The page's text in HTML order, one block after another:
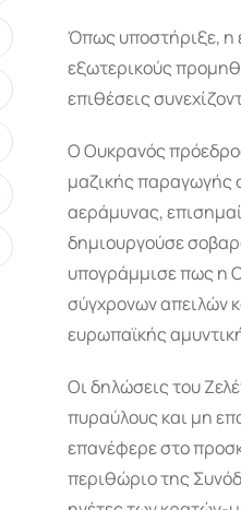
Όπως υποστήριξε, η
εξωτερικούς
επιθέσεις
Ο Ουκρανός
μαζικής παραγωγής
αεράμυνας,
δημιουργούσε
υπογράμμισε πως η
σύγχρονων απειλών
ευρωπαϊκής
Οι δηλώσεις του
πυραύλους και μη
επανέφερε στο
περιθώριο της